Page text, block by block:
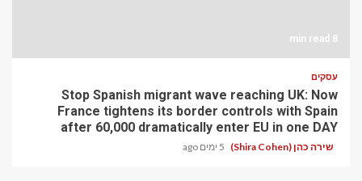
8 min read
עסקים
Stop Spanish migrant wave reaching UK: Now
France tightens its border controls with Spain
after 60,000 dramatically enter EU in one DAY
שירה כהן (Shira Cohen) 5 ימים ago